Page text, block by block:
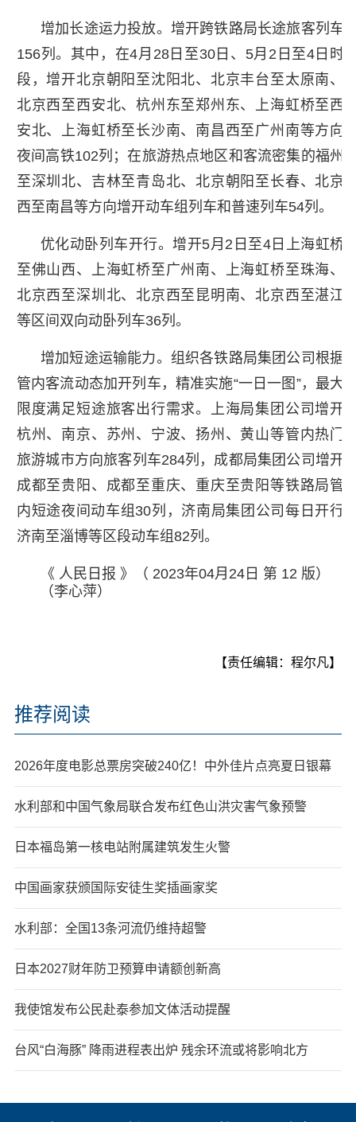
增加长途运力投放。增开跨铁路局长途旅客列车
156列。其中，在4月28日至30日、5月2日至4日时
段，增开北京朝阳至沈阳北、北京丰台至太原南、
北京西至西安北、杭州东至郑州东、上海虹桥至西
安北、上海虹桥至长沙南、南昌西至广州南等方向
夜间高铁102列；在旅游热点地区和客流密集的福州
至深圳北、吉林至青岛北、北京朝阳至长春、北京
西至南昌等方向增开动车组列车和普速列车54列。
优化动卧列车开行。增开5月2日至4日上海虹桥
至佛山西、上海虹桥至广州南、上海虹桥至珠海、
北京西至深圳北、北京西至昆明南、北京西至湛江
等区间双向动卧列车36列。
增加短途运输能力。组织各铁路局集团公司根据
管内客流动态加开列车，精准实施“一日一图”，最大
限度满足短途旅客出行需求。上海局集团公司增开
杭州、南京、苏州、宁波、扬州、黄山等管内热门
旅游城市方向旅客列车284列，成都局集团公司增开
成都至贵阳、成都至重庆、重庆至贵阳等铁路局管
内短途夜间动车组30列，济南局集团公司每日开行
济南至淄博等区段动车组82列。
《 人民日报 》（ 2023年04月24日 第 12 版）
（李心萍）
【责任编辑：程尔凡】
推荐阅读
2026年度电影总票房突破240亿！中外佳片点亮夏日银幕
水利部和中国气象局联合发布红色山洪灾害气象预警
日本福岛第一核电站附属建筑发生火警
中国画家获颁国际安徒生奖插画家奖
水利部：全国13条河流仍维持超警
日本2027财年防卫预算申请额创新高
我使馆发布公民赴泰参加文体活动提醒
台风“白海豚” 降雨进程表出炉 残余环流或将影响北方